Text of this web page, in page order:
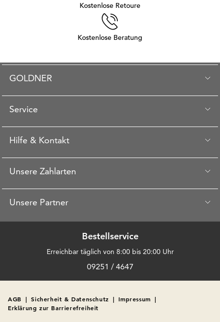
Kostenlose Retoure
Kostenlose Beratung
GOLDNER
Service
Hilfe & Kontakt
Unsere Zahlarten
Unsere Partner
Bestellservice
Erreichbar täglich von 8:00 bis 20:00 Uhr
09251 / 4647
AGB | Sicherheit & Datenschutz | Impressum |
Erklärung zur Barrierefreiheit